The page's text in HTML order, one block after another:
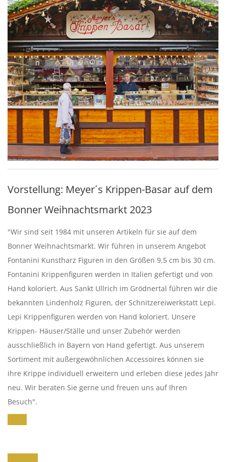
Vorstellung: Meyer´s Krippen-Basar auf dem
Bonner Weihnachtsmarkt 2023
"Wir sind seit 1984 mit unseren Artikeln für sie auf dem
Bonner Weihnachtsmarkt. Wir führen in unserem Angebot
Fontanini Kunstharz Figuren in den Größen 9,5 cm bis 30 cm.
Fontanini Krippenfiguren werden in Italien gefertigt und von
Hand koloriert. Aus Sankt Ullrich im Grödnertal führen wir die
bekannten Lindenholz Figuren, der Schnitzereiwerkstatt Lepi.
Lepi Krippenfiguren werden von Hand koloriert. Unsere
Krippen- Häuser/Ställe und unser Zubehör werden
ausschließlich in Bayern von Hand gefertigt. Aus unserem
Sortiment mit außergewöhnlichen Accessoires können sie
ihre Krippe individuell erweitern und erleben diese jedes Jahr
neu. Wir beraten Sie gerne und freuen uns auf Ihren
Besuch".